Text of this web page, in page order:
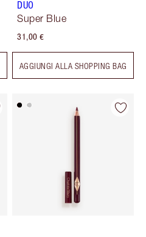
DUO
Super Blue
31,00 €
AGGIUNGI ALLA SHOPPING BAG